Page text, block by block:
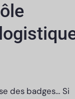
des badges… Si